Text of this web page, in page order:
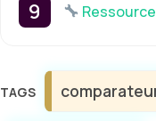
Étiquettes